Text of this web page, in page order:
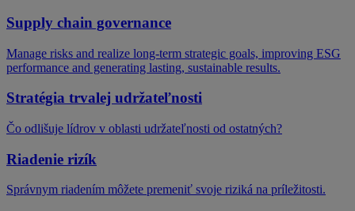
Supply chain governance
Manage risks and realize long-term strategic goals, improving ESG
performance and generating lasting, sustainable results.
Stratégia trvalej udržateľnosti
Čo odlišuje lídrov v oblasti udržateľnosti od ostatných?
Riadenie rizík
Správnym riadením môžete premeniť svoje riziká na príležitosti.